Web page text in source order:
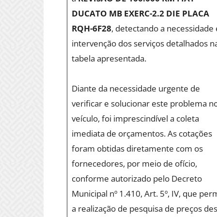
DUCATO MB EXERC-2.2 DIE PLACA
RQH-6F28, detectando a necessidade
intervenção dos serviços detalhados
tabela apresentada.
Diante da necessidade urgente de
verificar e solucionar este problema
veículo, foi imprescindível a coleta
imediata de orçamentos. As cotações
foram obtidas diretamente com os
fornecedores, por meio de ofício,
conforme autorizado pelo Decreto
Municipal nº 1.410, Art. 5º, IV, que
a realização de pesquisa de preços